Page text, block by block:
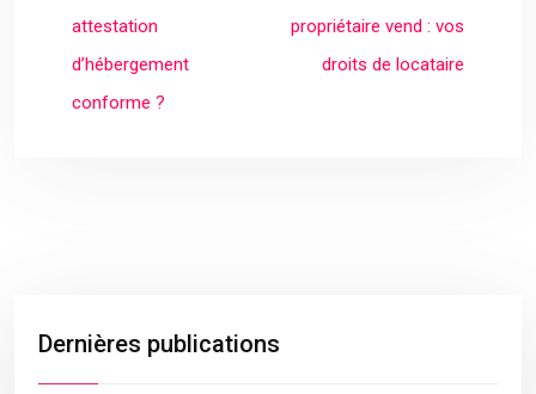
attestation
d’hébergement
conforme ?
propriétaire vend : vos
droits de locataire
Dernières publications